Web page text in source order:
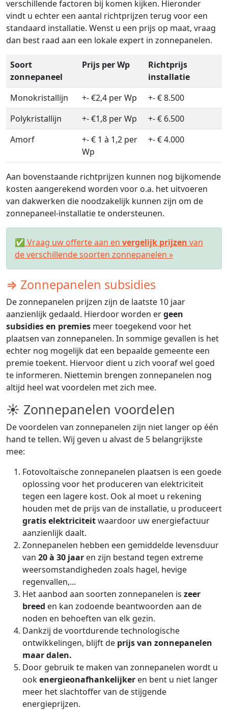
verschillende factoren bij komen kijken. Hieronder
vindt u echter een aantal richtprijzen terug voor een
standaard installatie. Wenst u een prijs op maat, vraag
dan best raad aan een lokale expert in zonnepanelen.
Soort
zonnepaneel
Prijs per Wp
Richtprijs
installatie
Monokristallijn
+- €2,4 per Wp
+- € 8.500
Polykristallijn
+- €1,8 per Wp
+- € 6.500
Amorf
+- € 1 à 1,2 per
Wp
+- € 4.000
Aan bovenstaande richtprijzen kunnen nog bijkomende
kosten aangerekend worden voor o.a. het uitvoeren
van dakwerken die noodzakelijk kunnen zijn om de
zonnepaneel-installatie te ondersteunen.
✅ Vraag uw offerte aan en vergelijk prijzen van
de verschillende soorten zonnepanelen »
⇒ Zonnepanelen subsidies
De zonnepanelen prijzen zijn de laatste 10 jaar
aanzienlijk gedaald. Hierdoor worden ergeen
subsidies en premies meer toegekend voor het
plaatsen van zonnepanelen. In sommige gevallen is het
echter nog mogelijk dat een bepaalde gemeente een
premie toekent. Hiervoor dient u zich vooraf wel goed
te informeren. Niettemin brengen zonnepanelen nog
altijd heel wat voordelen met zich mee.
☀ Zonnepanelen voordelen
De voordelen van zonnepanelen zijn niet langer op één
hand te tellen. Wij geven u alvast de 5 belangrijkste
mee:
Fotovoltaïsche zonnepanelen plaatsen is een goede
oplossing voor het produceren van elektriciteit
tegen een lagere kost. Ook al moet u rekening
houden met de prijs van de installatie, u produceert
gratis elektriciteitwaardoor uw energiefactuur
aanzienlijk daalt.
Zonnepanelen hebben een gemiddelde levensduur
van 20 à 30 jaar en zijn bestand tegen extreme
weersomstandigheden zoals hagel, hevige
regenvallen,...
Het aanbod aan soorten zonnepanelen is zeer
breed en kan zodoende beantwoorden aan de
noden en behoeften van elk gezin.
Dankzij de voortdurende technologische
ontwikkelingen, blijft de prijs van zonnepanelen
maar dalen.
Door gebruik te maken van zonnepanelen wordt u
ookenergieonafhankelijker en bent u niet langer
meer het slachtoffer van de stijgende
energieprijzen.